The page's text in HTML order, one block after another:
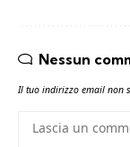
Nessun
Il tuo indirizzo email non